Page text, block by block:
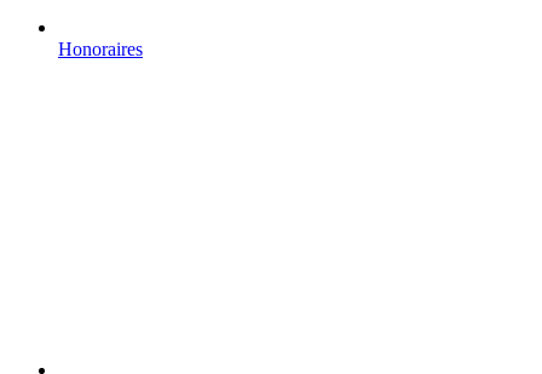
Honoraires